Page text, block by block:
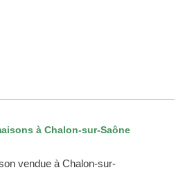
à Chalon-sur-Saône
vendue à Chalon-sur-